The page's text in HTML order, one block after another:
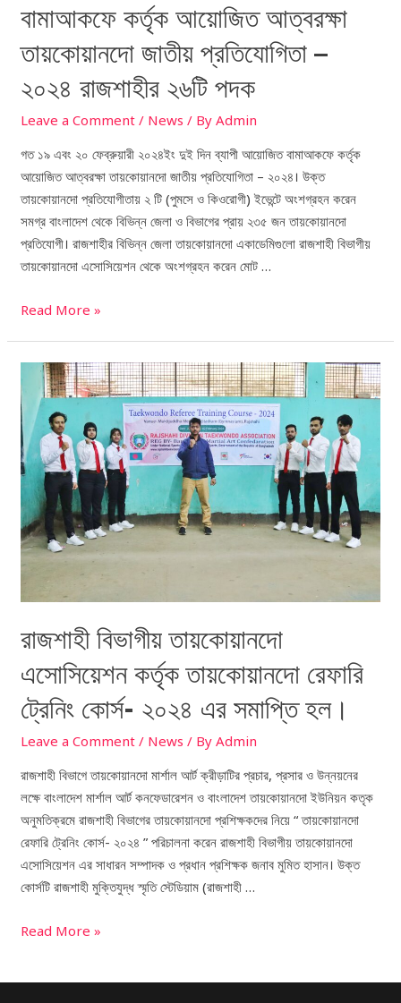
বামাআকফে কর্তৃক আয়োজিত আত্বরক্ষা
তায়কোয়ানদো জাতীয় প্রতিযোগিতা –
২০২৪ রাজশাহীর ২৬টি পদক
Leave a Comment / News / ByAdmin
গত ১৯ এবং ২০ ফেব্রুয়ারী ২০২৪ইং দুই দিন ব্যাপী আয়োজিত বামাআকফে কর্তৃক
আয়োজিত আত্বরক্ষা তায়কোয়ানদো জাতীয় প্রতিযোগিতা – ২০২৪। উক্ত
তায়কোয়ানদো প্রতিযোগীতায় ২ টি (পুমসে ও কিওরোগী) ইভেন্টে অংশগ্রহন করেন
সমগ্র বাংলাদেশ থেকে বিভিন্ন জেলা ও বিভাগের প্রায় ২৩৫ জন তায়কোয়ানদো
প্রতিযোগী। রাজশাহীর বিভিন্ন জেলা তায়কোয়ানদো একাডেমিগুলো রাজশাহী বিভাগীয়
তায়কোয়ানদো এসোসিয়েশন থেকে অংশগ্রহন করেন মোট …
Read More »
রাজশাহী বিভাগীয় তায়কোয়ানদো
এসোসিয়েশন কর্তৃক তায়কোয়ানদো রেফারি
ট্রেনিং কোর্স- ২০২৪ এর সমাপ্তি হল।
Leave a Comment / News / ByAdmin
রাজশাহী বিভাগে তায়কোয়ানদো মার্শাল আর্ট ক্রীড়াটির প্রচার, প্রসার ও উন্নয়নের
লক্ষে বাংলাদেশ মার্শাল আর্ট কনফেডারেশন ও বাংলাদেশ তায়কোয়ানদো ইউনিয়ন কতৃক
অনুমতিক্রমে রাজশাহী বিভাগের তায়কোয়ানদো প্রশিক্ষকদের নিয়ে “ তায়কোয়ানদো
রেফারি ট্রেনিং কোর্স- ২০২৪ ” পরিচালনা করেন রাজশাহী বিভাগীয় তায়কোয়ানদো
এসোসিয়েশন এর সাধারন সম্পাদক ও প্রধান প্রশিক্ষক জনাব মুমিত হাসান। উক্ত
কোর্সটি রাজশাহী মুক্তিযুদ্ধ স্মৃতি স্টেডিয়াম (রাজশাহী …
রাজশাহী
বিভাগীয়
তায়কোয়ানদো
এসোসিয়েশন
কর্তৃক
তায়কোয়ানদো
রেফারি
ট্রেনিং
কোর্স-
২০২৪
হল।
Read More »